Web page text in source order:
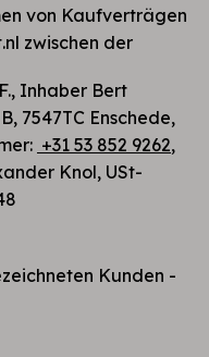
von Kaufverträgen
zwischen der
Inhaber Bert
7547TC Enschede,
+31 53 852 9262,
Knol, USt-
Kunden -